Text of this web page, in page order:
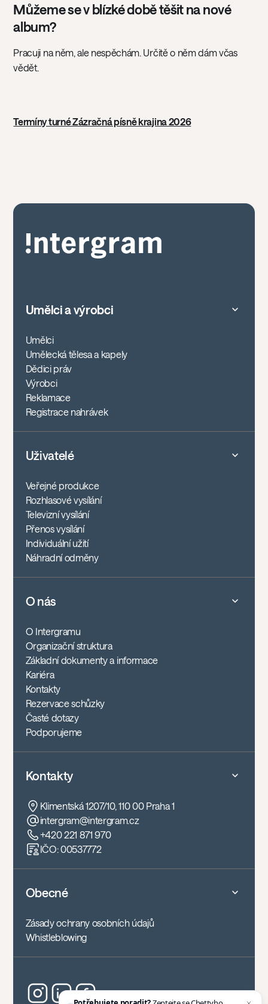
Můžeme se v blízké době těšit na nové
album?
Pracuji na něm, ale nespěchám. Určitě o něm dám včas
vědět.
Termíny turné Zázračná písně krajina 2026
Umělci a výrobci
Umělci
Umělecká tělesa a kapely
Dědici práv
Výrobci
Reklamace
Registrace nahrávek
Uživatelé
Veřejné produkce
Rozhlasové vysílání
Televizní vysílání
Přenos vysílání
Individuální užití
Náhradní odměny
O nás
O Intergramu
Organizační struktura
Základní dokumenty a informace
Kariéra
Kontakty
Rezervace schůzky
Časté dotazy
Podporujeme
Kontakty
Klimentská 1207/10, 110 00 Praha 1
intergram@intergram.cz
+420 221 871 970
IČO: 00537772
Obecné
Zásady ochrany osobních údajů
Whistleblowing